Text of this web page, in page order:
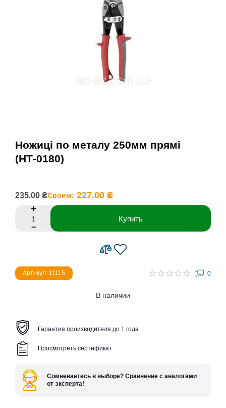
Ножиці по металу 250мм прямі
(НТ-0180)
235.00 ₴Своим: 227.00 ₴
Купить
Артикул: 11115 0
В наличии
Гарантия производителя до 1 года
Просмотреть сертификат
Сомневаетесь в выборе? Сравнение с аналогами
от эксперта!